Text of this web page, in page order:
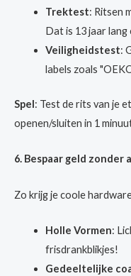
Trektest: Ritsen
Dat is 13 jaar lang
Veiligheidstest:
labels zoals
Spel: Test de rits van je
openen/sluiten in 1
6. Bespaar geld
Zo krijg je coole
Holle Vormen:
frisdrankblikjes!
Gedeeltelijke